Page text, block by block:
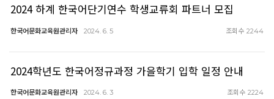
2024 하계 한국어단기연수 학생교류회 파트너 모집
한국어문화교육원관리자 2024. 6. 5 조회수 2244
2024학년도 한국어정규과정 가을학기 입학 일정 안내
한국어문화교육원관리자 2024. 6. 3 조회수 2224